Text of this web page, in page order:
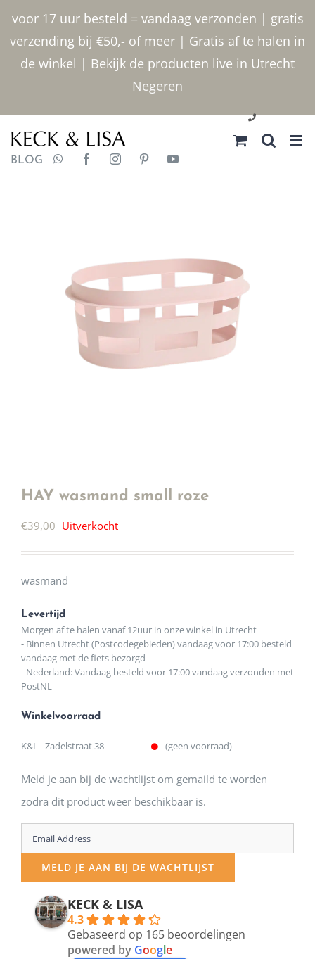
voor 17 uur besteld = vandaag verzonden | gratis
verzending bij €50,- of meer | Gratis af te halen in
de winkel | Bekijk de producten live in Utrecht
Negeren
inhoud
030 2400000
BLOG
HAY wasmand small roze
€39,00 Uitverkocht
wasmand
Levertijd
Morgen af te halen vanaf 12uur in onze winkel in Utrecht
- Binnen Utrecht (Postcodegebieden) vandaag voor 17:00 besteld
vandaag met de fiets bezorgd
- Nederland: Vandaag besteld voor 17:00 vandaag verzonden met
PostNL
Winkelvoorraad
K&L - Zadelstraat 38 (geen voorraad)
Meld je aan bij de wachtlijst om gemaild te worden
zodra dit product weer beschikbaar is.
Enter
your
email
address
MELD JE AAN BIJ DE WACHTLIJST
KECK & LISA
4.3
Gebaseerd op 165 beoordelingen
powered by Google